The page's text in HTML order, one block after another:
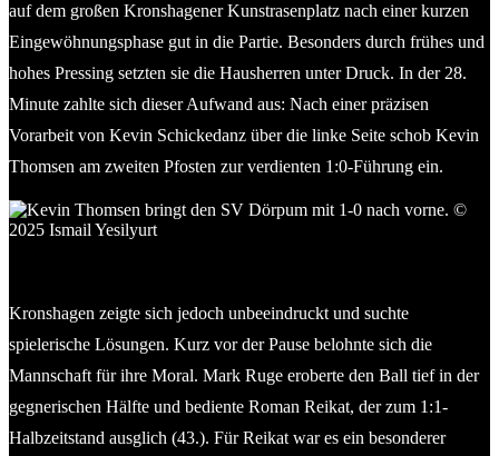
auf dem großen Kronshagener Kunstrasenplatz nach einer kurzen
Eingewöhnungsphase gut in die Partie. Besonders durch frühes und
hohes Pressing setzten sie die Hausherren unter Druck. In der 28.
Minute zahlte sich dieser Aufwand aus: Nach einer präzisen
Vorarbeit von Kevin Schickedanz über die linke Seite schob Kevin
Thomsen am zweiten Pfosten zur verdienten 1:0-Führung ein.
Kronshagen zeigte sich jedoch unbeeindruckt und suchte
spielerische Lösungen. Kurz vor der Pause belohnte sich die
Mannschaft für ihre Moral. Mark Ruge eroberte den Ball tief in der
gegnerischen Hälfte und bediente Roman Reikat, der zum 1:1-
Halbzeitstand ausglich (43.). Für Reikat war es ein besonderer